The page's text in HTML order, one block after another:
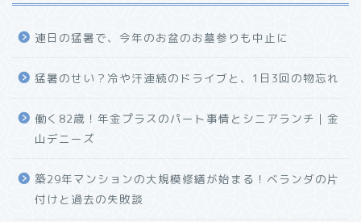
連日の猛暑で、今年のお盆のお墓参りも中止に
猛暑のせい？冷や汗連続のドライブと、1日3回の物忘れ
働く82歳！年金プラスのパート事情とシニアランチ｜金
山デニーズ
築29年マンションの大規模修繕が始まる！ベランダの片
付けと過去の失敗談